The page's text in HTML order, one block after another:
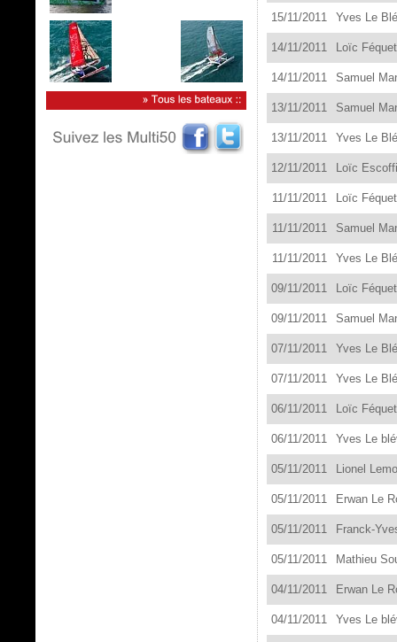
15/11/2011 Yves Le
14/11/2011 Loïc
14/11/2011 Samuel
13/11/2011 Samuel
13/11/2011 Yves Le
12/11/2011 Loïc
11/11/2011 Loïc
11/11/2011 Samuel
11/11/2011 Yves Le
09/11/2011 Loïc
09/11/2011 Samuel
07/11/2011 Yves Le
07/11/2011 Yves Le
06/11/2011 Loïc
06/11/2011 Yves Le
05/11/2011 Lionel
05/11/2011 Erwan Le
05/11/2011 Franck-
05/11/2011 Mathieu
04/11/2011 Erwan Le
04/11/2011 Yves Le